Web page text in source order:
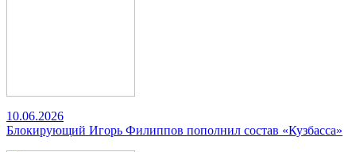
10.06.2026
Блокирующий Игорь Филиппов пополнил состав «Кузбасса»